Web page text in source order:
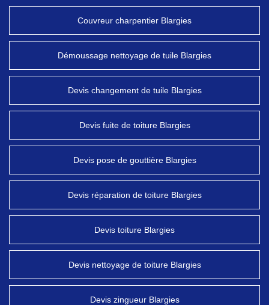
Couvreur charpentier Blargies
Démoussage nettoyage de tuile Blargies
Devis changement de tuile Blargies
Devis fuite de toiture Blargies
Devis pose de gouttière Blargies
Devis réparation de toiture Blargies
Devis toiture Blargies
Devis nettoyage de toiture Blargies
Devis zingueur Blargies